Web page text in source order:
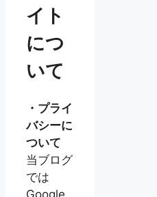
イト
につ
いて
・プライ
バシーに
ついて
当ブログ
では